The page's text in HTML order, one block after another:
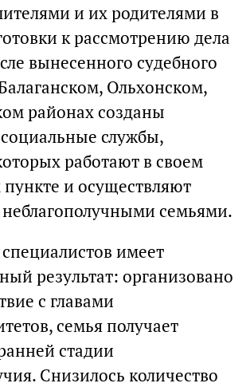
и их родителями в
к рассмотрению дела
вынесенного судебного
Ольхонском,
районах созданы
службы,
работают в своем
и осуществляют
неблагополучными семьями.
имеет
результат: организовано
с главами
семья получает
стадии
Снизилось количество